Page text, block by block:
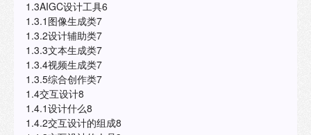
1.3AIGC设计工具6
1.3.1图像生成类7
1.3.2设计辅助类7
1.3.3文本生成类7
1.3.4视频生成类7
1.3.5综合创作类7
1.4交互设计8
1.4.1设计什么8
1.4.2交互设计的组成8